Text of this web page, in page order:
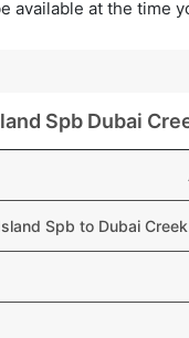
available at the time
Spb Dubai
Spb to Dubai